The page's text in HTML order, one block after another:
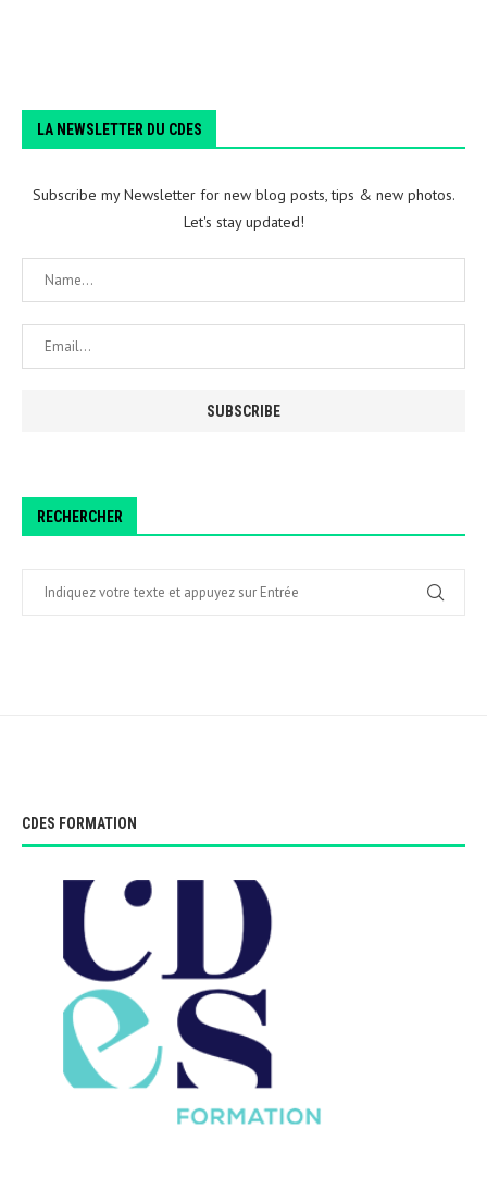
LA NEWSLETTER DU CDES
Subscribe my Newsletter for new blog posts, tips & new photos.
Let's stay updated!
RECHERCHER
CDES FORMATION